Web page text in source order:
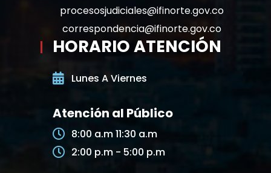
procesosjudiciales@ifinorte.gov.co
correspondencia@ifinorte.gov.co
HORARIO ATENCIÓN
Lunes A Viernes
Atención al Público
8:00 a.m 11:30 a.m
2:00 p.m - 5:00 p.m